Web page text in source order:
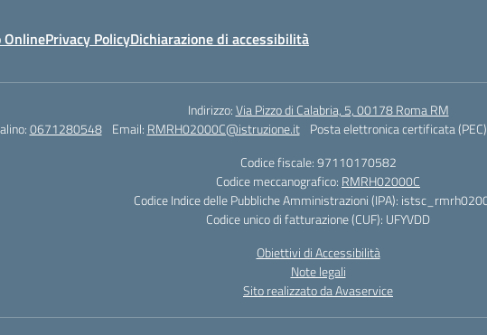
OnlinePrivacy PolicyDichiarazione di accessibilità
Indirizzo:Via Pizzo di Calabria, 5, 00178 Roma RM
0671280548 Email: RMRH02000C@istruzione.it Posta elettronica certificata
Codice fiscale: 97110170582
Codice meccanografico: RMRH02000C
Codice Indice delle Pubbliche Amministrazioni (IPA):
Codice unico di fatturazione (CUF): UFYVDD
Obiettivi di Accessibilità
Note legali
Sito realizzato da Avaservice